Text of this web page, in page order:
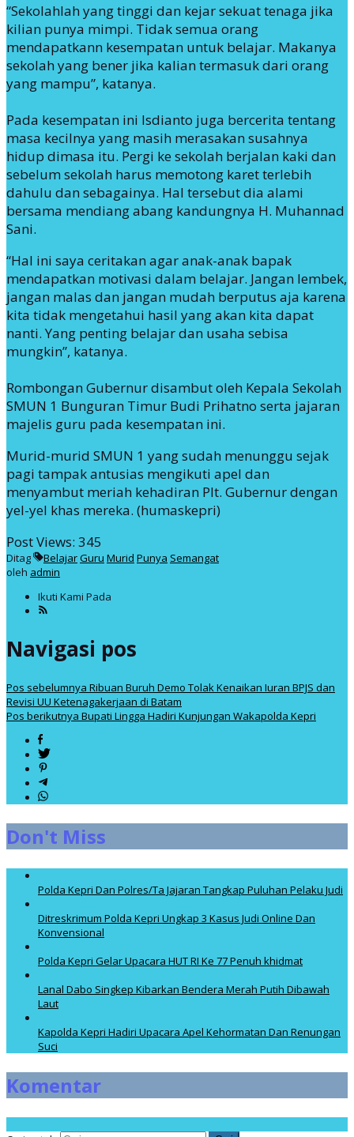
“Sekolahlah yang tinggi dan kejar sekuat tenaga jika
kilian punya mimpi. Tidak semua orang
mendapatkann kesempatan untuk belajar. Makanya
sekolah yang bener jika kalian termasuk dari orang
yang mampu”, katanya.
Pada kesempatan ini Isdianto juga bercerita tentang
masa kecilnya yang masih merasakan susahnya
hidup dimasa itu. Pergi ke sekolah berjalan kaki dan
sebelum sekolah harus memotong karet terlebih
dahulu dan sebagainya. Hal tersebut dia alami
bersama mendiang abang kandungnya H. Muhannad
Sani.
“Hal ini saya ceritakan agar anak-anak bapak
mendapatkan motivasi dalam belajar. Jangan lembek,
jangan malas dan jangan mudah berputus aja karena
kita tidak mengetahui hasil yang akan kita dapat
nanti. Yang penting belajar dan usaha sebisa
mungkin”, katanya.
Rombongan Gubernur disambut oleh Kepala Sekolah
SMUN 1 Bunguran Timur Budi Prihatno serta jajaran
majelis guru pada kesempatan ini.
Murid-murid SMUN 1 yang sudah menunggu sejak
pagi tampak antusias mengikuti apel dan
menyambut meriah kehadiran Plt. Gubernur dengan
yel-yel khas mereka. (humaskepri)
Post Views: 345
Ditag BelajarGuru Murid Punya Semangat
oleh admin
Ikuti Kami Pada
Navigasi pos
Pos sebelumnya Ribuan Buruh Demo Tolak Kenaikan Iuran BPJS dan
Revisi UU Ketenagakerjaan di Batam
Pos berikutnya Bupati Lingga Hadiri Kunjungan Wakapolda Kepri
Don't Miss
Polda Kepri Dan Polres/Ta Jajaran Tangkap Puluhan Pelaku Judi
Ditreskrimum Polda Kepri Ungkap 3 Kasus Judi Online Dan
Konvensional
Polda Kepri Gelar Upacara HUT RI Ke 77 Penuh khidmat
Lanal Dabo Singkep Kibarkan Bendera Merah Putih Dibawah
Laut
Kapolda Kepri Hadiri Upacara Apel Kehormatan Dan Renungan
Suci
Komentar